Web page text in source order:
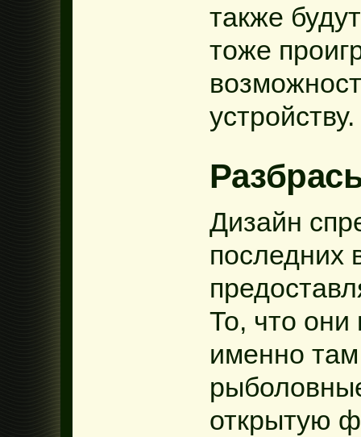
также
тоже
устройству.
Дизайн
последних
То, что они
именно
открытую